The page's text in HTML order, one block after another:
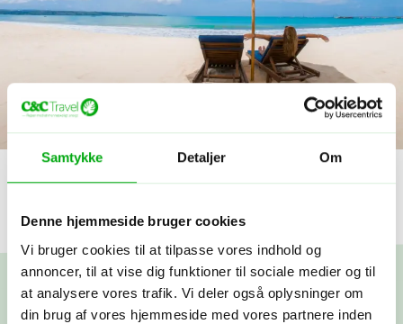
Samtykke Detaljer Om
Denne hjemmeside bruger cookies
Vi bruger cookies til at tilpasse vores indhold og
annoncer, til at vise dig funktioner til sociale medier og til
at analysere vores trafik. Vi deler også oplysninger om
din brug af vores hjemmeside med vores partnere inden